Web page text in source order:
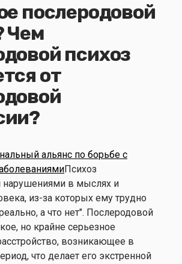
послеродовой
Чем
психоз
от
альянс по борьбе с
Психоз
нарушениями в мыслях и
из-за которых ему трудно
а что нет". Послеродовой
но крайне серьезное
возникающее в
что делает его экстренной